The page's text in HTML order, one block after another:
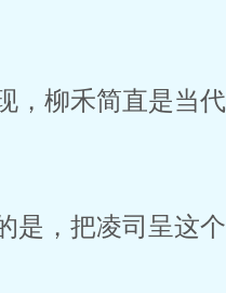
，柳禾简直是当代
是，把凌司呈这个